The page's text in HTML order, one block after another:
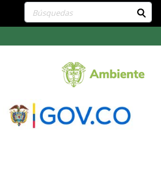
Buscar contenido en el sitio